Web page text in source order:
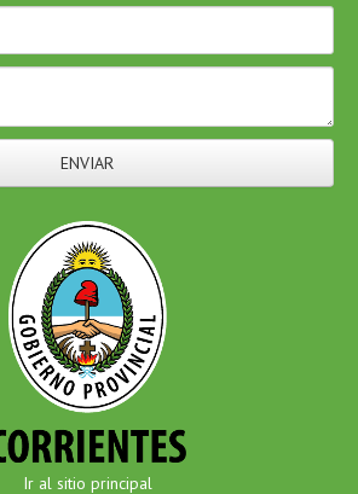
ENVIAR
Ir al sitio principal